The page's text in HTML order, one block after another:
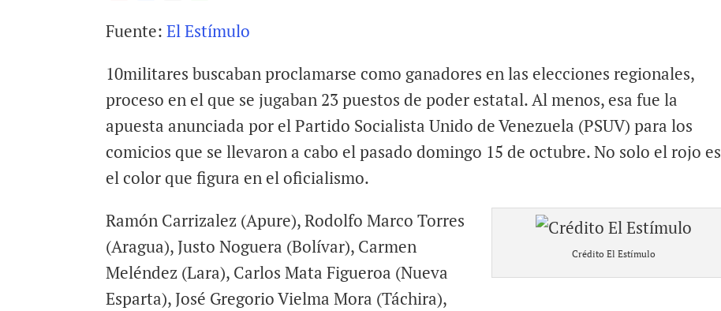
a
l
c
b
k
a
s
p
p
Fuente:El Estímulo
10militares buscaban proclamarse como ganadores en las elecciones regionales,
proceso en el que se jugaban 23 puestos de poder estatal. Al menos, esa fue la
apuesta anunciada por el Partido Socialista Unido de Venezuela (PSUV) para los
comicios que se llevaron a cabo el pasado domingo 15 de octubre. No solo el rojo es
el color que figura en el oficialismo.
Crédito El Estímulo
Ramón Carrizalez (Apure), Rodolfo Marco Torres
(Aragua), Justo Noguera (Bolívar), Carmen
Meléndez (Lara), Carlos Mata Figueroa (Nueva
Esparta), José Gregorio Vielma Mora (Táchira),